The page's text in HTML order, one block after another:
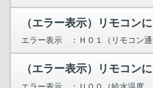
エラー表示 ：Ｈ０１（リモコン通